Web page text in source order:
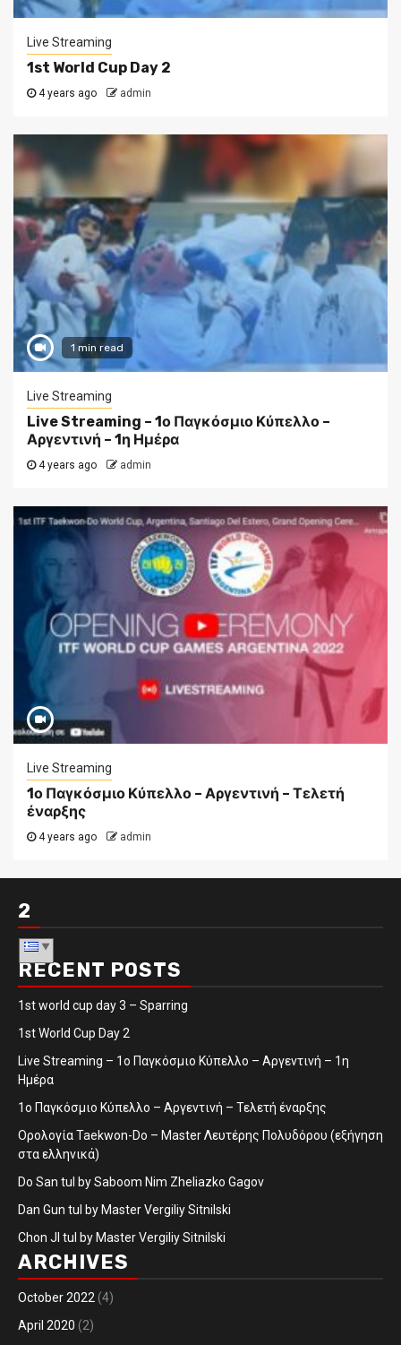
Live Streaming
1st World Cup Day 2
4 years ago admin
1 min read
Live Streaming
Live Streaming – 1ο Παγκόσμιο Κύπελλο –
Αργεντινή – 1η Ημέρα
4 years ago admin
Live Streaming
1ο Παγκόσμιο Κύπελλο – Αργεντινή – Τελετή
έναρξης
4 years ago admin
2
RECENT POSTS
1st world cup day 3 – Sparring
1st World Cup Day 2
Live Streaming – 1ο Παγκόσμιο Κύπελλο – Αργεντινή – 1η
Ημέρα
1ο Παγκόσμιο Κύπελλο – Αργεντινή – Τελετή έναρξης
Ορολογία Taekwon-Do – Master Λευτέρης Πολυδόρου (εξήγηση
στα ελληνικά)
Do San tul by Saboom Nim Zheliazko Gagov
Dan Gun tul by Master Vergiliy Sitnilski
Chon JI tul by Master Vergiliy Sitnilski
ARCHIVES
October 2022 (4)
April 2020 (2)